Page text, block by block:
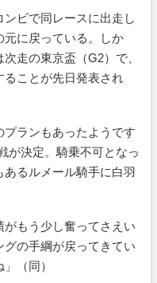
ビで同レースに出走し
に戻っている。しか
走の東京盃（G2）で、
ことが先日発表され
プランもあったようです
が決定。騎乗不可となっ
るルメール騎手に白羽
もう少し奮ってさえい
の手綱が戻ってきてい
（同）